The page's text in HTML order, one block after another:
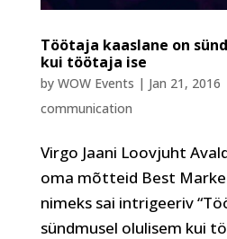
Töötaja kaaslane on
kui töötaja ise
by WOW Events | Jan 21, 2016
communication
Virgo Jaani Loovjuht
oma mõtteid Best
nimeks sai intrigeeriv
sündmusel olulisem kui